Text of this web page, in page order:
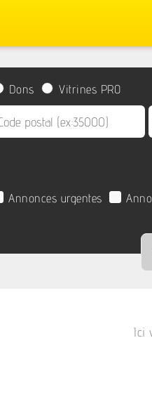
Dons Vitrines PRO
Annonces urgentes
Ici